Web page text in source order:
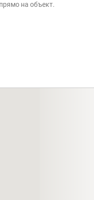
на объект.